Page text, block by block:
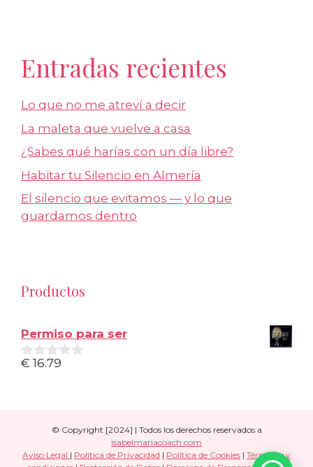
Entradas recientes
Lo que no me atreví a decir
La maleta que vuelve a casa
¿Sabes qué harías con un día libre?
Habitar tu Silencio en Almería
El silencio que evitamos — y lo que
guardamos dentro
Productos
Permiso para ser
0
€ 16.79
© Copyright [2024] | Todos los derechos reservados a
isabelmariacoach.com
Aviso Legal | Política de Privacidad | Política de Cookies | Términos y